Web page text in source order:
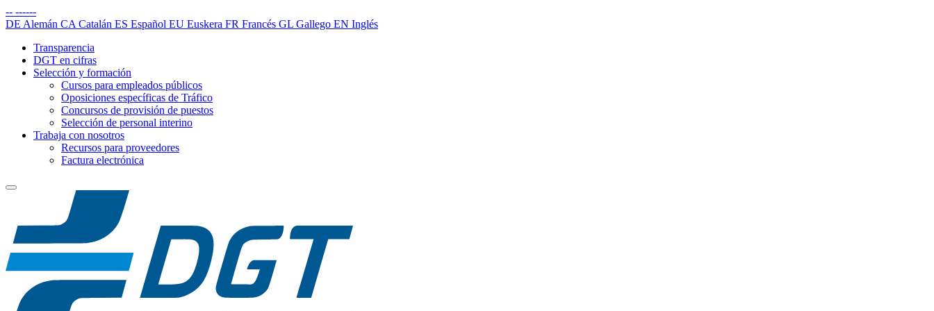
-- ------
DE Alemán CA Catalán ES Español EU Euskera FR Francés GL Gallego EN Inglés
Transparencia
DGT en cifras
Selección y formación
Cursos para empleados públicos
Oposiciones específicas de Tráfico
Concursos de provisión de puestos
Selección de personal interino
Trabaja con nosotros
Recursos para proveedores
Factura electrónica